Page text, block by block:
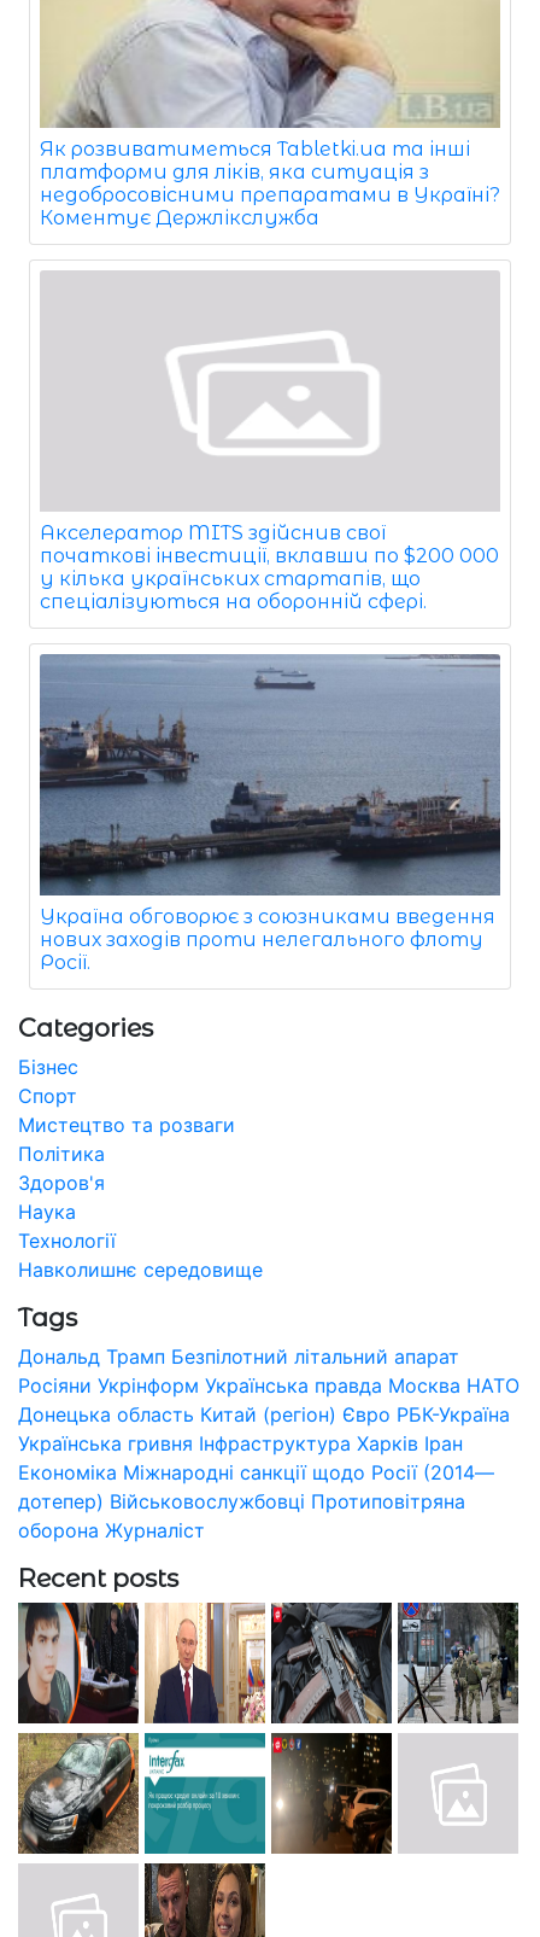
Як розвиватиметься Tabletki.ua та інші
платформи для ліків, яка ситуація з
недобросовісними препаратами в Україні?
Коментує Держлікслужба
Акселератор MITS здійснив свої
початкові інвестиції, вклавши по $200 000
у кілька українських стартапів, що
спеціалізуються на оборонній сфері.
Україна обговорює з союзниками введення
нових заходів проти нелегального флоту
Росії.
Categories
Бізнес
Спорт
Мистецтво та розваги
Політика
Здоров'я
Наука
Технології
Навколишнє середовище
Tags
Дональд Трамп Безпілотний літальний апарат
Росіяни Укрінформ Українська правда Москва НАТО
Донецька область Китай (регіон) Євро РБК-Україна
Українська гривня Інфраструктура Харків Іран
Економіка Міжнародні санкції щодо Росії (2014—
дотепер) Військовослужбовці Протиповітряна
оборона Журналіст
Recent posts